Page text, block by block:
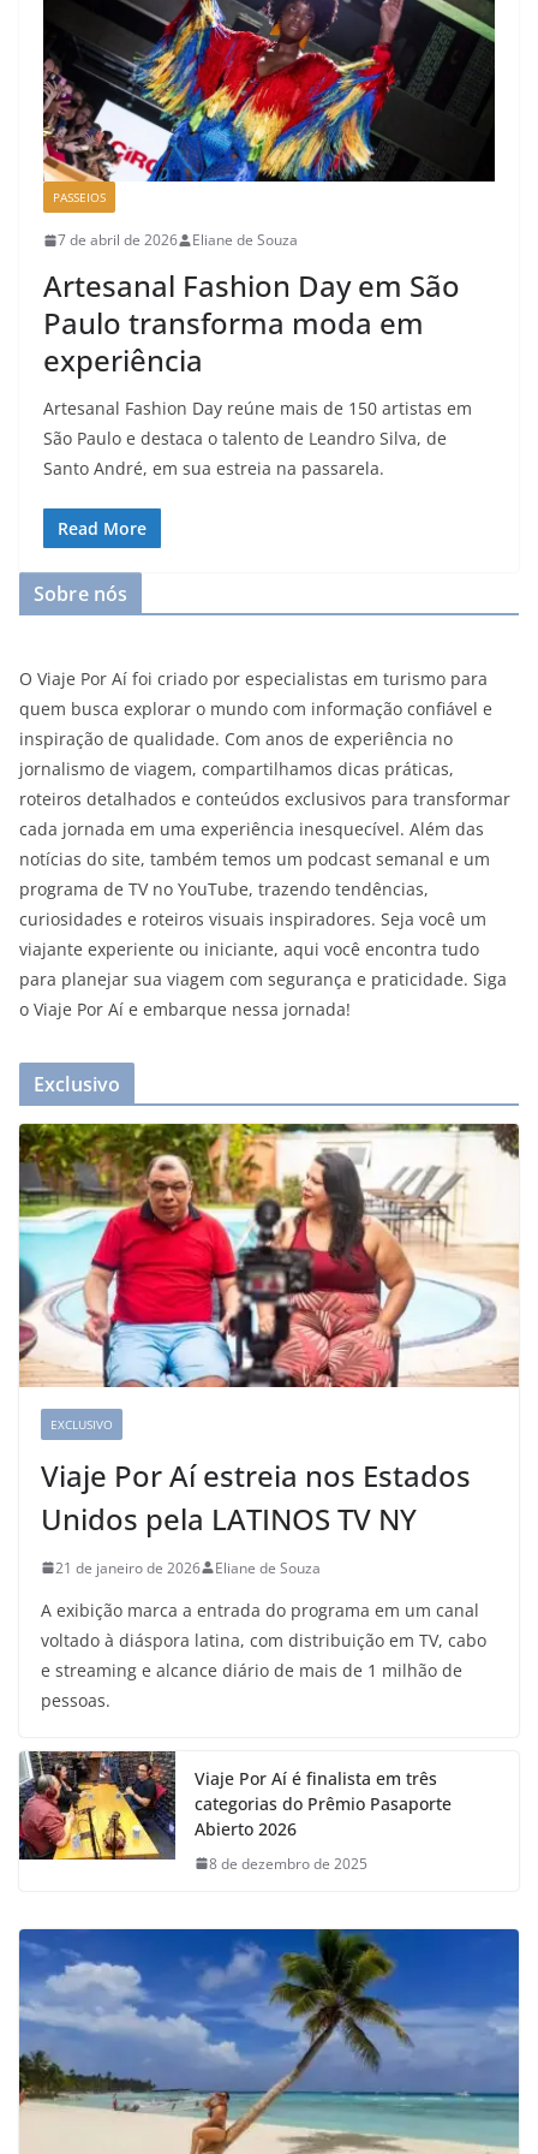
PASSEIOS
7 de abril de 2026 Eliane de Souza
Artesanal Fashion Day em São
Paulo transforma moda em
experiência
Artesanal Fashion Day reúne mais de 150 artistas em
São Paulo e destaca o talento de Leandro Silva, de
Santo André, em sua estreia na passarela.
Read More
Sobre nós
O Viaje Por Aí foi criado por especialistas em turismo para
quem busca explorar o mundo com informação confiável e
inspiração de qualidade. Com anos de experiência no
jornalismo de viagem, compartilhamos dicas práticas,
roteiros detalhados e conteúdos exclusivos para transformar
cada jornada em uma experiência inesquecível. Além das
notícias do site, também temos um podcast semanal e um
programa de TV no YouTube, trazendo tendências,
curiosidades e roteiros visuais inspiradores. Seja você um
viajante experiente ou iniciante, aqui você encontra tudo
para planejar sua viagem com segurança e praticidade. Siga
o Viaje Por Aí e embarque nessa jornada!
Exclusivo
EXCLUSIVO
Viaje Por Aí estreia nos Estados
Unidos pela LATINOS TV NY
21 de janeiro de 2026 Eliane de Souza
A exibição marca a entrada do programa em um canal
voltado à diáspora latina, com distribuição em TV, cabo
e streaming e alcance diário de mais de 1 milhão de
pessoas.
Viaje Por Aí é finalista em três
categorias do Prêmio Pasaporte
Abierto 2026
8 de dezembro de 2025